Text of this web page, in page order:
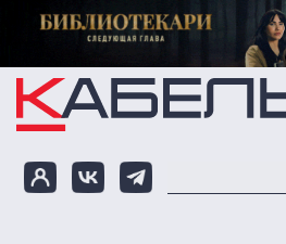
Перейти к основному содержанию